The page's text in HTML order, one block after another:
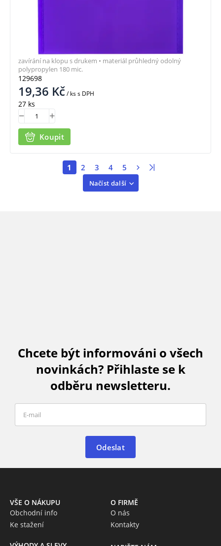
129698
19,36 Kč/ kss DPH
27 ks
Koupit
zavírání na klopu s drukem • materiál průhledný odolný
polypropylen 180 mic.
Načíst další
1 2 3 4 5
Chcete být informováni o všech
novinkách? Přihlaste se k
odběru newsletteru.
Odeslat
VŠE O NÁKUPU
Obchodní info
Ke stažení
O FIRMĚ
O nás
Kontakty